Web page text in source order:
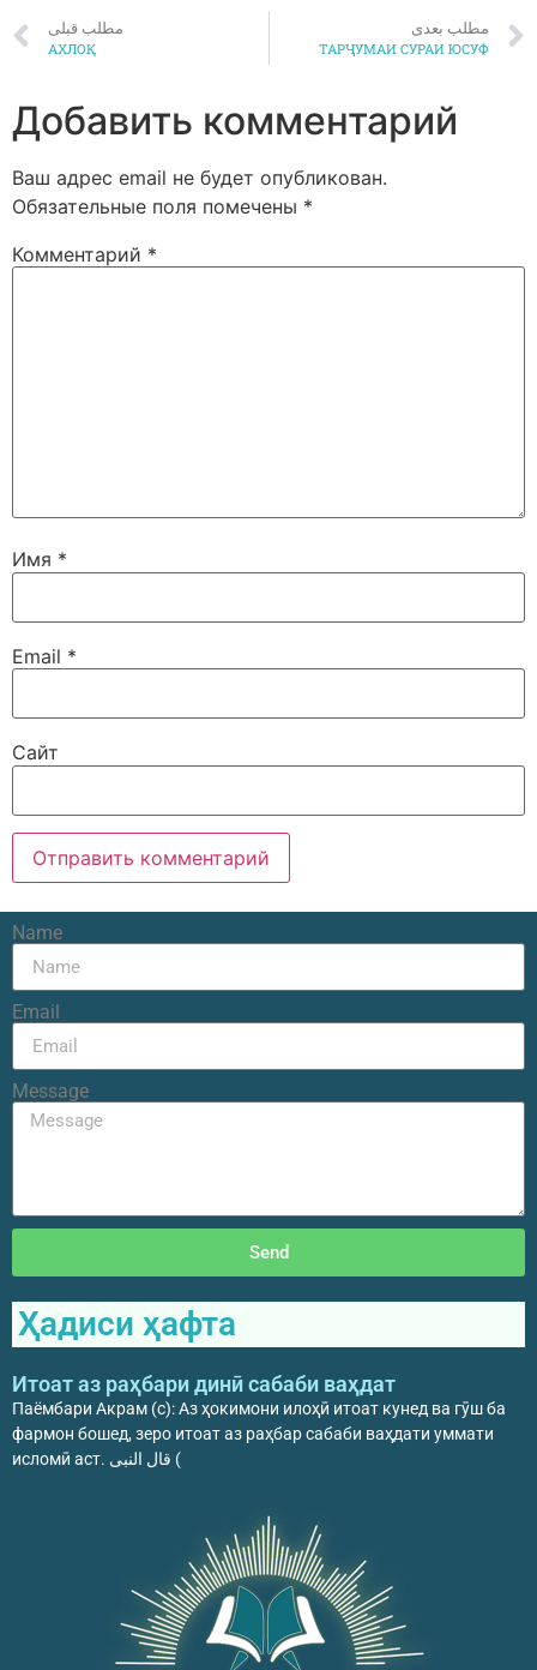
مطلب قبلی
АХЛОҚ
مطلب بعدی
ТАРҶУМАИ СУРАИ ЮСУФ
Добавить комментарий
Ваш адрес email не будет опубликован.
Обязательные поля помечены *
Комментарий *
Имя *
Email *
Сайт
Name
Email
Message
Send
Ҳадиси ҳафта
Итоат аз раҳбари динӣ сабаби ваҳдат
Паёмбари Акрам (с): Аз ҳокимони илоҳӣ итоат кунед ва гӯш ба
фармон бошед, зеро итоат аз раҳбар сабаби ваҳдати уммати
исломӣ аст. قال النبی (